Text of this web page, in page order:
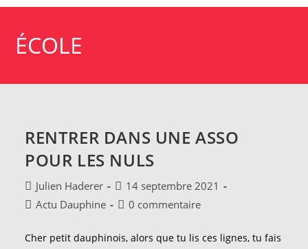
ÉCOLE
RENTRER DANS UNE ASSO
POUR LES NULS
Auteur/autrice
de
Julien Haderer
Publication
publiée :
14 septembre 2021
PostActu Dauphine
Commentaires
la
0 commentaire
Cher petit dauphinois, alors que tu lis ces lignes, tu fais